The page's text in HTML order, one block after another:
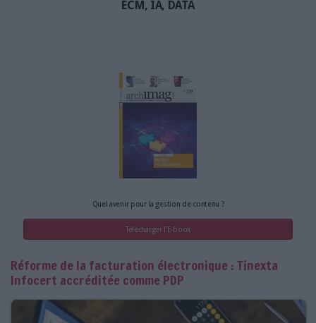
ECM, IA, DATA
Quel avenir pour la gestion de contenu ?
Télécharger l'E-book
Réforme de la facturation électronique : Tinexta
Infocert accréditée comme PDP